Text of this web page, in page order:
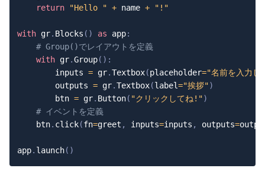
return
"Hello " + name + "!"
with gr. Blocks ( ) as app:
# Group()でレイアウトを定義
with gr.Group( ) :
        inputs
= gr.Textbox(placeholder="名前を入力
        outputs
= gr.Textbox(label="挨拶")
        btn
= gr. Button( "クリックしてね!")
# イベントを定義
    btn
. click(fn=greet , inputs=inputs , outputs=
app. launch( )